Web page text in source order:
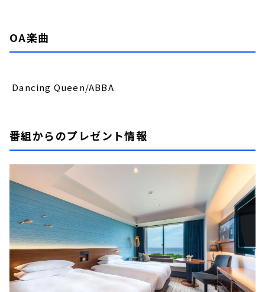
OA楽曲
Dancing Queen/ABBA
番組からのプレゼント情報